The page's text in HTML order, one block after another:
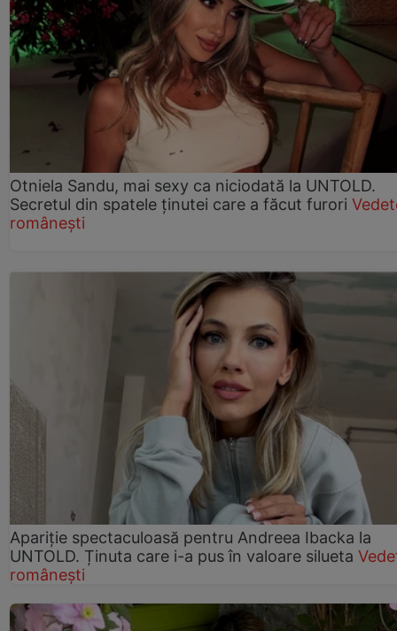
Otniela Sandu, mai sexy ca niciodată la UNTOLD.
Secretul din spatele ținutei care a făcut furori
românești
Apariție spectaculoasă pentru Andreea Ibacka la
UNTOLD. Ținuta care i-a pus în valoare silueta
românești